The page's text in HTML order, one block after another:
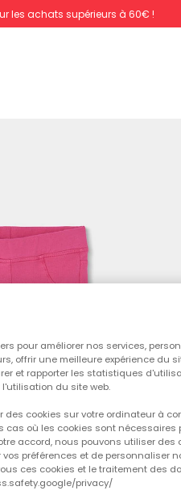
les achats supérieurs à 60€ !
pour améliorer nos services,
offrir une meilleure expérience du
et rapporter les statistiques
du site web.
cookies sur votre ordinateur à
où les cookies sont nécessaires
accord, nous pouvons utiliser des
préférences et de personnaliser
ces cookies et le traitement des
privacy/